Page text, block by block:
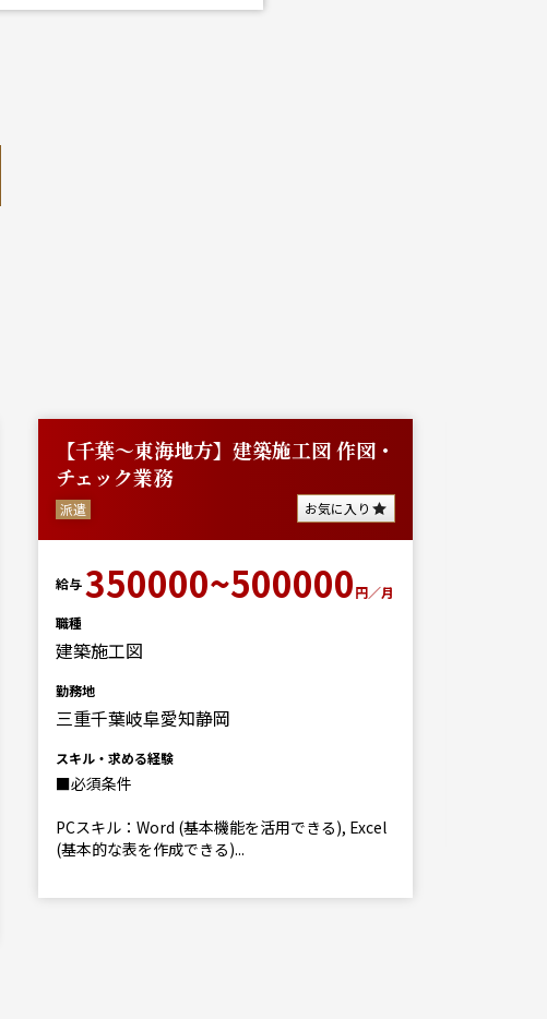
【千葉～東海地方】建築施工図 作図・
チェック業務
派遣 お気に入り
給与350000~500000円／月
職種
建築施工図
勤務地
三重千葉岐阜愛知静岡
スキル・求める経験
■必須条件
PCスキル：Word (基本機能を活用できる), Excel
(基本的な表を作成できる)...